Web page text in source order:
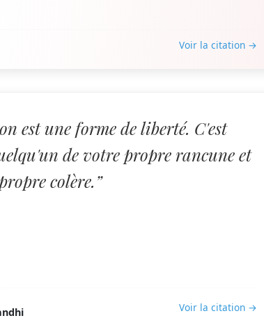
Voir la citation →
est une forme de liberté. C'est
de votre propre rancune et
colère.”
Voir la citation →